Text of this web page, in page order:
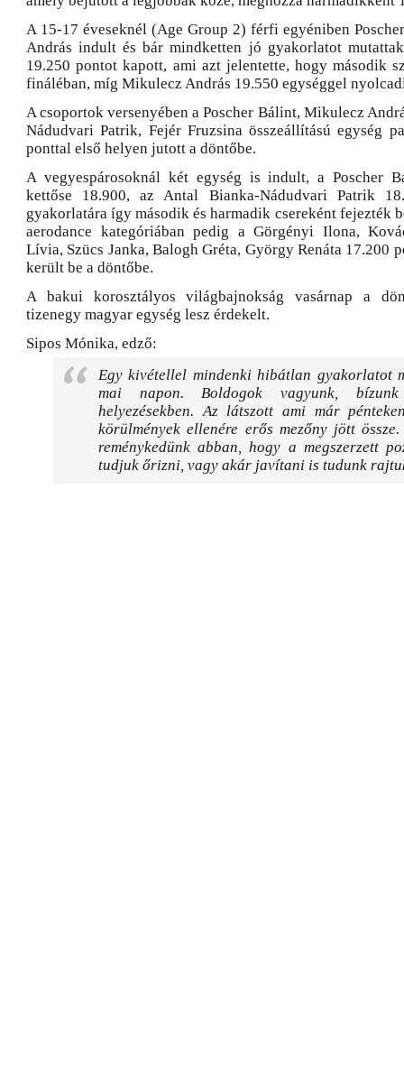
A 15-17 éveseknél (Age Group 2) férfi egyéniben
András indult és bár mindketten jó gyakorlatot
19.250 pontot kapott, ami azt jelentette, hogy második
fináléban, míg Mikulecz András 19.550 egységgel
A csoportok versenyében a Poscher Bálint, Mikulecz
Nádudvari Patrik, Fejér Fruzsina összeállítású egység
ponttal első helyen jutott a döntőbe.
A vegyespárosoknál két egység is indult, a Poscher
kettőse 18.900, az Antal Bianka-Nádudvari Patrik
gyakorlatára így második és harmadik csereként fejezték
aerodance kategóriában pedig a Görgényi Ilona,
Lívia, Szücs Janka, Balogh Gréta, György Renáta 17.200
került be a döntőbe.
A bakui korosztályos világbajnokság vasárnap a
tizenegy magyar egység lesz érdekelt.
Sipos Mónika, edző:
Egy kivétellel mindenki hibátlan gyakorlatot
mai napon. Boldogok vagyunk,
helyezésekben. Az látszott ami már
körülmények ellenére erős mezőny jött
reménykedünk abban, hogy a megszerzett
tudjuk őrizni, vagy akár javítani is tudunk